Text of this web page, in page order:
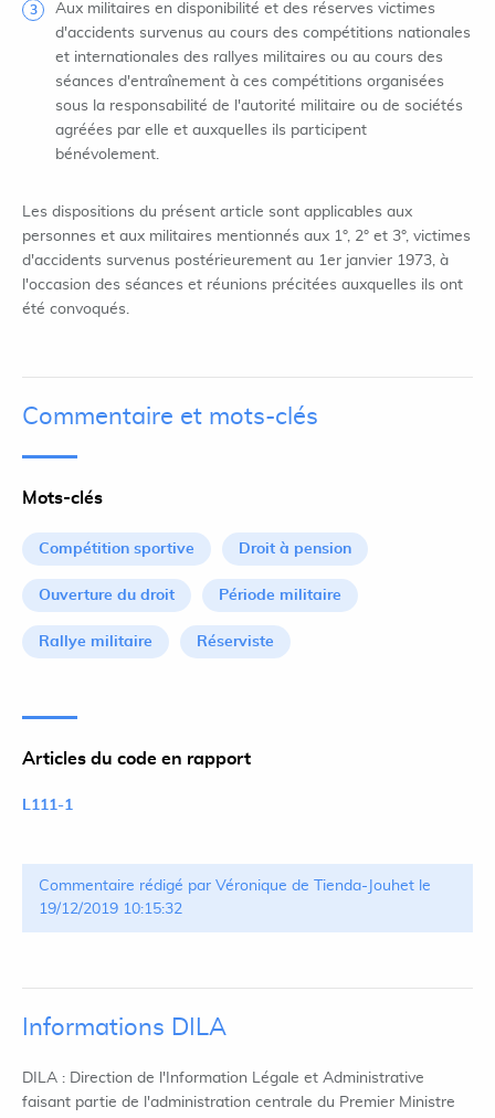
Aux militaires en disponibilité et des réserves victimes
d'accidents survenus au cours des compétitions nationales
et internationales des rallyes militaires ou au cours des
séances d'entraînement à ces compétitions organisées
sous la responsabilité de l'autorité militaire ou de sociétés
agréées par elle et auxquelles ils participent
bénévolement.
Les dispositions du présent article sont applicables aux
personnes et aux militaires mentionnés aux 1°, 2° et 3°, victimes
d'accidents survenus postérieurement au 1er janvier 1973, à
l'occasion des séances et réunions précitées auxquelles ils ont
été convoqués.
Commentaire et mots-clés
Mots-clés
Compétition sportive Droit à pension
Ouverture du droit Période militaire
Rallye militaire Réserviste
Articles du code en rapport
L111-1
Commentaire rédigé par Véronique de Tienda-Jouhet le
19/12/2019 10:15:32
Informations DILA
DILA : Direction de l'Information Légale et Administrative
faisant partie de l'administration centrale du Premier Ministre